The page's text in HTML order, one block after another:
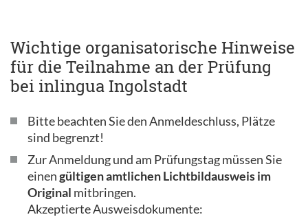
Wichtige organisatorische Hinweise
für die Teilnahme an der Prüfung
bei inlingua Ingolstadt
Bitte beachten Sie den Anmeldeschluss, Plätze
sind begrenzt!
Zur Anmeldung und am Prüfungstag müssen Sie
einengültigen amtlichen Lichtbildausweis im
Original mitbringen.
Akzeptierte Ausweisdokumente: